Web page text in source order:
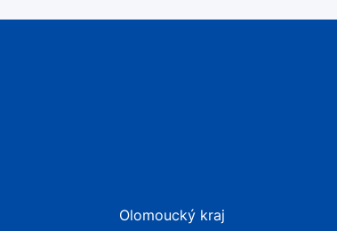
Olomoucký kraj